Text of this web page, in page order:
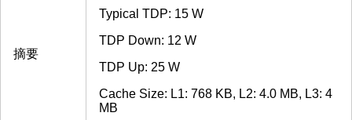
摘要
Typical TDP: 15 W
TDP Down: 12 W
TDP Up: 25 W
Cache Size: L1: 768 KB, L2: 4.0 MB, L3: 4
MB